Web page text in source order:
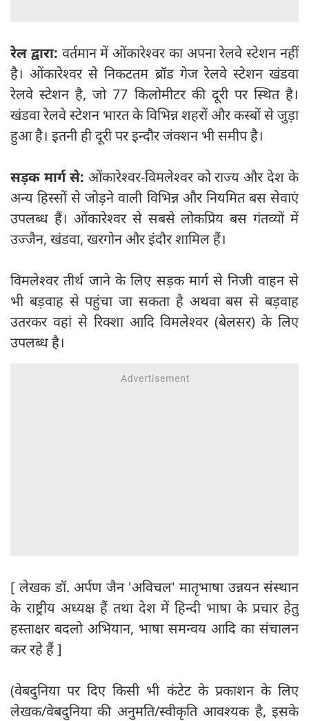
रेल द्वारा: वर्तमान में ओंकारेश्वर का अपना रेलवे स्टेशन नहीं
है। ओंकारेश्वर से निकटतम ब्रॉड गेज रेलवे स्टेशन खंडवा
रेलवे स्टेशन है, जो 77 किलोमीटर की दूरी पर स्थित है।
खंडवा रेलवे स्टेशन भारत के विभिन्न शहरों और कस्बों से जुड़ा
हुआ है। इतनी ही दूरी पर इन्दौर जंक्शन भी समीप है।
सड़क मार्ग से: ओंकारेश्वर-विमलेश्वर को राज्य और देश के
अन्य हिस्सों से जोड़ने वाली विभिन्न और नियमित बस सेवाएं
उपलब्ध हैं। ओंकारेश्वर से सबसे लोकप्रिय बस गंतव्यों में
उज्जैन, खंडवा, खरगोन और इंदौर शामिल हैं।
विमलेश्वर तीर्थ जाने के लिए सड़क मार्ग से निजी वाहन से
भी बड़वाह से पहुंचा जा सकता है अथवा बस से बड़वाह
उतरकर वहां से रिक्शा आदि विमलेश्वर (बेलसर) के लिए
उपलब्ध है।
[ लेखक डॉ. अर्पण जैन 'अविचल' मातृभाषा उन्नयन संस्थान
के राष्ट्रीय अध्यक्ष हैं तथा देश में हिन्दी भाषा के प्रचार हेतु
हस्ताक्षर बदलो अभियान, भाषा समन्वय आदि का संचालन
कर रहे हैं ]
(वेबदुनिया पर दिए किसी भी कंटेट के प्रकाशन के लिए
लेखक/वेबदुनिया की अनुमति/स्वीकृति आवश्यक है, इसके